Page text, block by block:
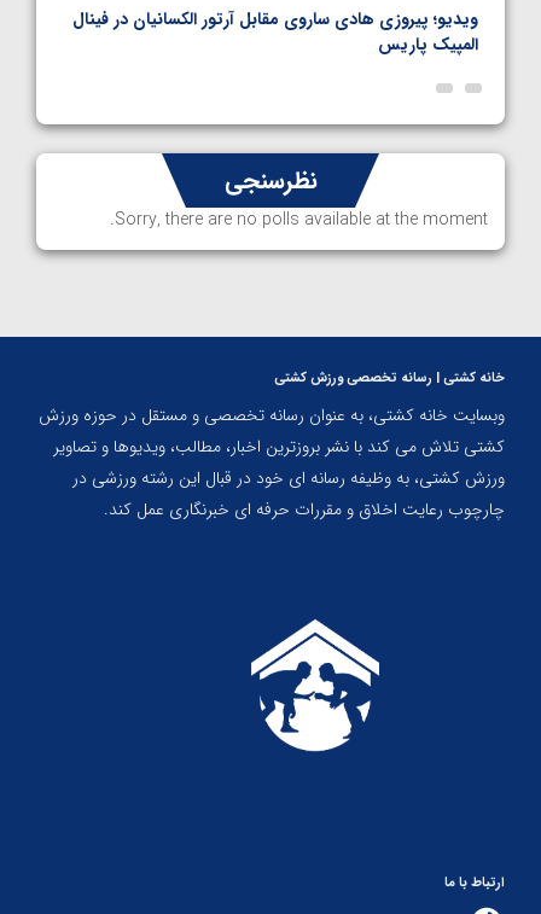
ویدیو؛ پیروزی هادی ساروی مقابل آرتور الکسانیان در فینال
المپیک پاریس
نظرسنجی
Sorry, there are no polls available at the moment.
خانه کشتی | رسانه تخصصی ورزش کشتی
وبسایت خانه کشتی، به عنوان رسانه تخصصی و مستقل در حوزه ورزش
کشتی تلاش می کند با نشر بروزترین اخبار، مطالب، ویدیوها و تصاویر
ورزش کشتی، به وظیفه رسانه ای خود در قبال این رشته ورزشی در
چارچوب رعایت اخلاق و مقررات حرفه ای خبرنگاری عمل کند.
ارتباط با ما